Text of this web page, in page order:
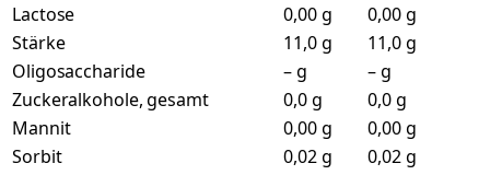
Lactose
0,00 g
0,00 g
Stärke
11,0 g
11,0 g
Oligosaccharide
– g
– g
Zuckeralkohole, gesamt
0,0 g
0,0 g
Mannit
0,00 g
0,00 g
Sorbit
0,02 g
0,02 g